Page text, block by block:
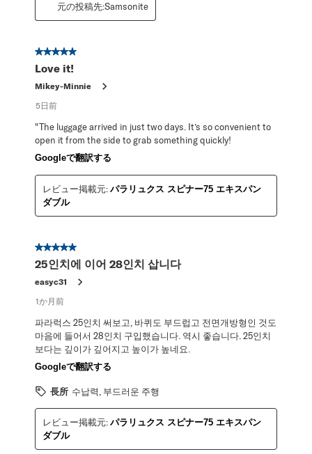
元の投稿先:Samsonite
星5／5個です。
Love it!
Mikey-Minnie
5日前
"The luggage arrived in just two days. It’s so convenient to
open it from the side to grab something quickly!
Googleで翻訳する
レビュー掲載元: パラリュクス スピナー75 エキスパン
ダブル
星5／5個です。
25인치에 이어 28인치 삽니다
easyc31
1か月前
파라럭스 25인치 써보고, 바퀴도 부드럽고 전면개방형인 것도
마음에 들어서 28인치 구입했습니다. 역시 좋습니다. 25인치
보다는 깊이가 깊어지고 높이가 높네요.
Googleで翻訳する
長所 수납력, 부드러운 주행
レビュー掲載元: パラリュクス スピナー75 エキスパン
ダブル